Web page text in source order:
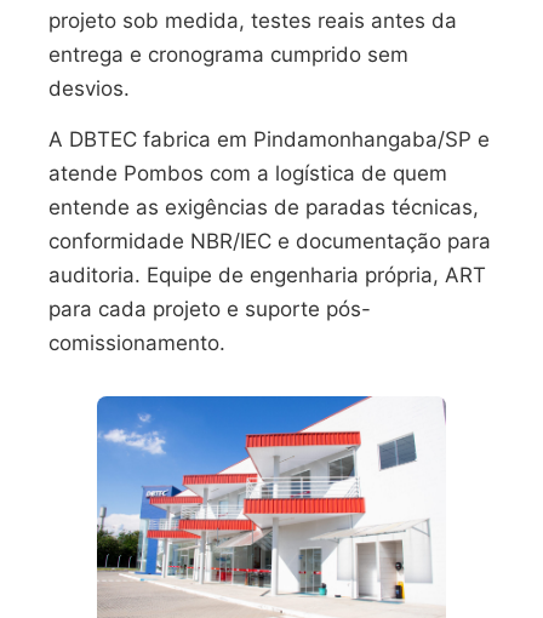
projeto sob medida, testes reais antes da
entrega e cronograma cumprido sem
desvios.
A DBTEC fabrica em Pindamonhangaba/SP e
atende Pombos com a logística de quem
entende as exigências de paradas técnicas,
conformidade NBR/IEC e documentação para
auditoria. Equipe de engenharia própria, ART
para cada projeto e suporte pós-
comissionamento.